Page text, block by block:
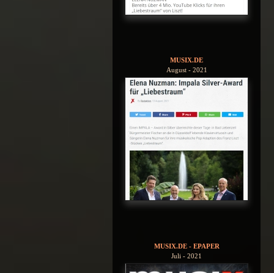
MUSIX.DE
August - 2021
MUSIX.DE - EPAPER
Juli - 2021